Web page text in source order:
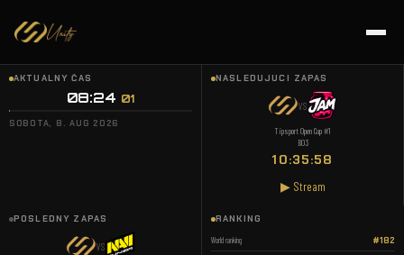
AKTUÁLNY ČAS
08:24 02
SOBOTA, 8. AUG 2026
NASLEDUJÚCI ZÁPAS
VS
Tipsport Open Cup #1
BO3
10:35:57
▶ Stream
POSLEDNÝ ZÁPAS
VS
RANKING
World ranking #182